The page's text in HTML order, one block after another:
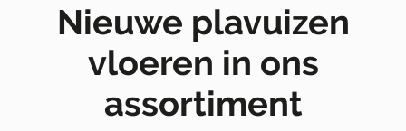
Nieuwe plavuizen
vloeren in ons
assortiment